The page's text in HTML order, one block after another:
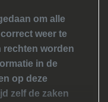
om alle
weer te
rechten worden
in de
op deze
zelf de zaken